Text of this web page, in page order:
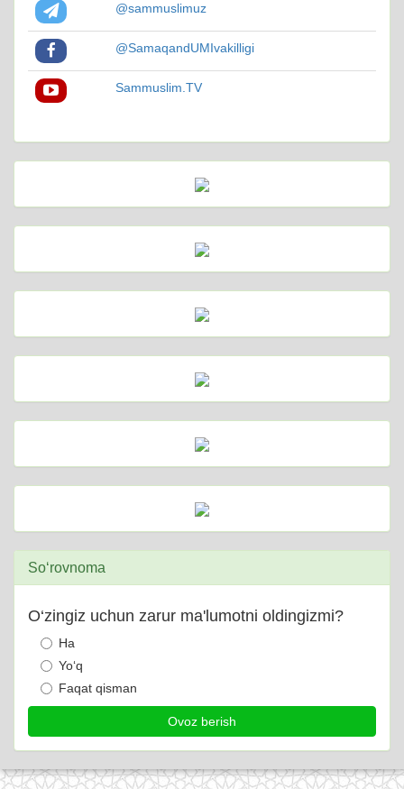
@sammuslimuz
@SamaqandUMIvakilligi
Sammuslim.TV
So‘rovnoma
O‘zingiz uchun zarur ma'lumotni oldingizmi?
Ha
Yo‘q
Faqat qisman